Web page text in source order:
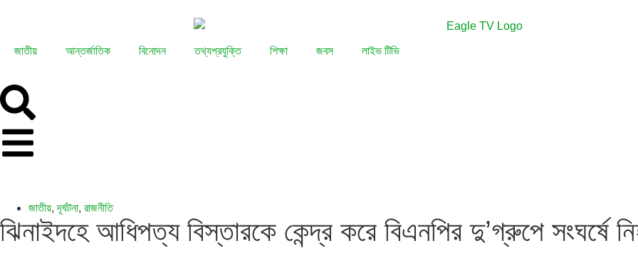
জাতীয় আন্তর্জাতিক বিনোদন তথ্যপ্রযুক্তি শিক্ষা জবস লাইভ টিভি
জাতীয়,দূর্ঘটনা, রাজনীতি
ঝিনাইদহে আধিপত্য বিস্তারকে কেন্দ্র করে বিএনপির দু’গ্রুপে সংঘর্ষে